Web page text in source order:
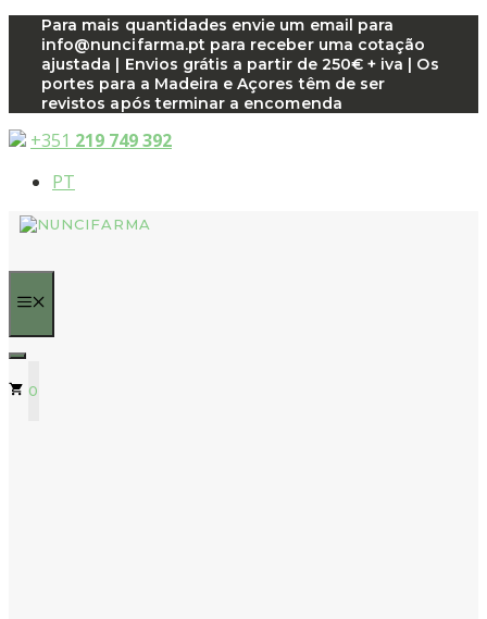
Saltar
para
conteúdo
Para mais quantidades envie um email para
info@nuncifarma.pt para receber uma cotação
ajustada | Envios grátis a partir de 250€ + iva | Os
portes para a Madeira e Açores têm de ser
revistos após terminar a encomenda
+351 219 749 392
PT
0